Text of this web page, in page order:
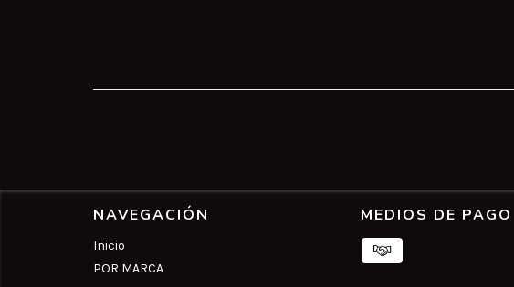
NAVEGACIÓN
Inicio
POR MARCA
MEDIOS DE PAGO